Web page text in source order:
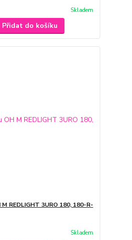
Skladem
Přidat do košíku
REDLIGHT 3URO 180, 180-R-
Skladem